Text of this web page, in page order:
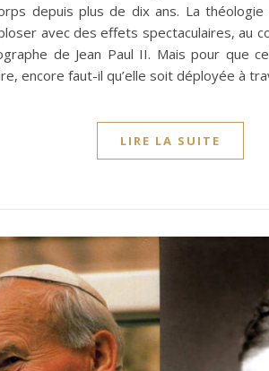
depuis plus de dix ans. La
avec des effets spectaculaires, au
de Jean Paul II. Mais pour que
encore faut-il qu’elle soit déployée à
LIRE LA SUITE